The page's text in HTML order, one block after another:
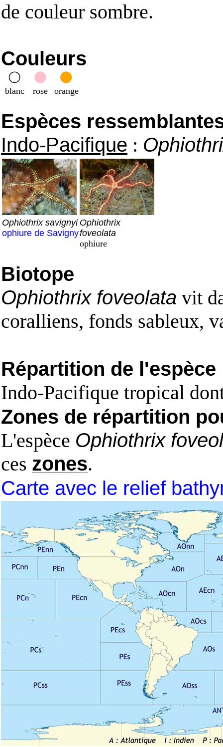
de couleur sombre.
Couleurs
blanc rose orange
Espèces
Indo-Pacifique :
Ophiothrix savignyi
ophiure de Savigny
Ophiothrix
foveolata
ophiure
Biotope
Ophiothrix foveolata vit
coralliens, fonds sableux,
Répartition de l'espèce
Indo-Pacifique tropical
Zones de répartition
L'espèce Ophiothrix
ces zones.
Carte avec le relief